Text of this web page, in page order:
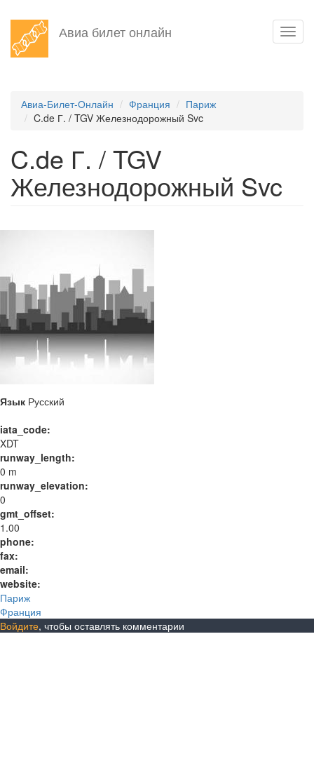
Перейти
основному
Авиа билет онлайн
Авиа-Билет-Онлайн Франция
Париж
C.de Г. / TGV Железнодорожный Svc
C.de Г. / TGV
Железнодорожный Svc
Язык Русский
iata_code:
XDT
runway_length:
0 m
runway_elevation:
0
gmt_offset:
1.00
phone:
fax:
email:
website:
Париж
Франция
Войдите, чтобы оставлять комментарии